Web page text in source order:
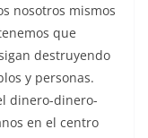
nosotros mismos
que
destruyendo
y personas.
dinero-dinero-
en el centro